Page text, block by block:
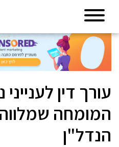
עורך דין
המומחה
הנדל"ן